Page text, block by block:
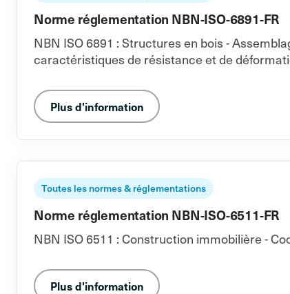
Norme réglementation NBN-ISO-6891-FR
NBN ISO 6891 : Structures en bois -
caractéristiques de résistance et de
Plus d'information
Toutes les normes & réglementations
Norme réglementation NBN-ISO-6511-FR
NBN ISO 6511 : Construction immobilière -
Plus d'information